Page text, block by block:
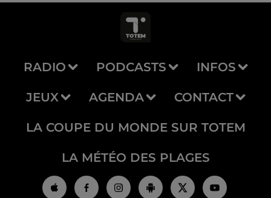
RADIO PODCASTS INFOS
JEUX AGENDA CONTACT
LA COUPE DU MONDE SUR TOTEM
LA MÉTÉO DES PLAGES